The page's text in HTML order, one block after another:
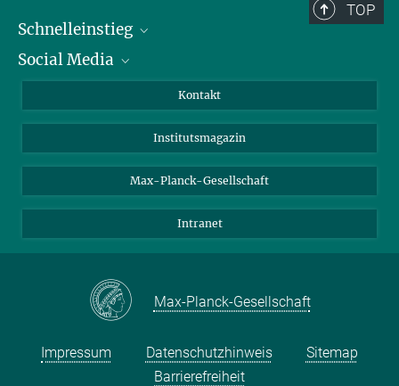
TOP
Schnelleinstieg
Alumni
Fördernde
Schulen
Studierende
Social Media
Bluesky
Facebook
YouTube
Kontakt
Institutsmagazin
Max-Planck-Gesellschaft
Intranet
Max-Planck-Gesellschaft
Impressum Datenschutzhinweis
Sitemap
Barrierefreiheit